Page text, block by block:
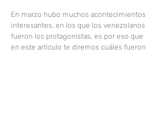
En marzo hubo muchos acontecimientos
interesantes, en los que los venezolanos
fueron los protagonistas, es por eso que
en este artículo te diremos cuáles fueron